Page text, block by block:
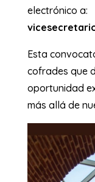
electrónico a:
Esta
cofrades que
oportunidad
más allá de